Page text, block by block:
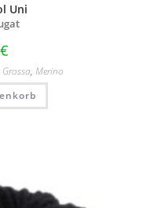
Uni
€
, Merino